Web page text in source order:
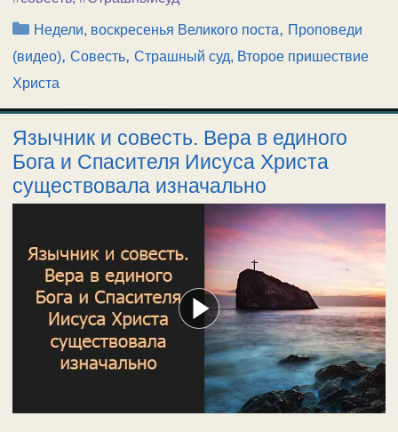
Рубрики
Недели, воскресенья Великого поста, Проповеди
(видео), Совесть, Страшный суд, Второе пришествие
Христа
Язычник и совесть. Вера в единого
Бога и Спасителя Иисуса Христа
существовала изначально